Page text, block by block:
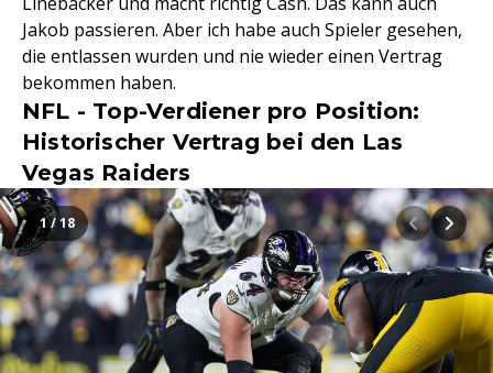
Jakob passieren. Aber ich habe auch Spieler gesehen,
die entlassen wurden und nie wieder einen Vertrag
bekommen haben.
NFL - Top-Verdiener pro Position:
Historischer Vertrag bei den Las
Vegas Raiders
1 / 18